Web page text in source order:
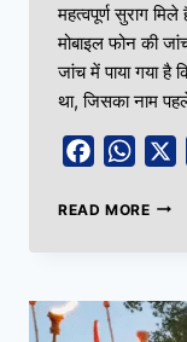
महत्वपूर्ण सुराग
मोबाइल फोन की
जांच में पाया गया
था, जिसका नाम
Facebook
READ MORE